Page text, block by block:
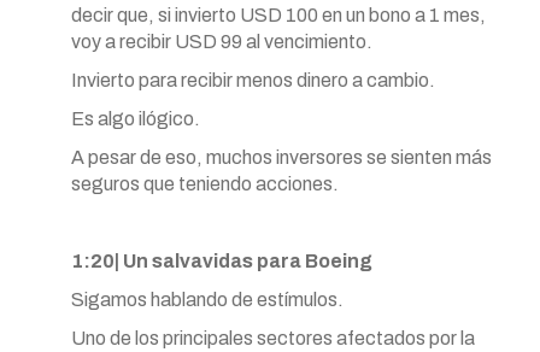
decir que, si invierto USD 100 en un bono a 1 mes,
voy a recibir USD 99 al vencimiento.
Invierto para recibir menos dinero a cambio.
Es algo ilógico.
A pesar de eso, muchos inversores se sienten más
seguros que teniendo acciones.
1:20| Un salvavidas para Boeing
Sigamos hablando de estímulos.
Uno de los principales sectores afectados por la